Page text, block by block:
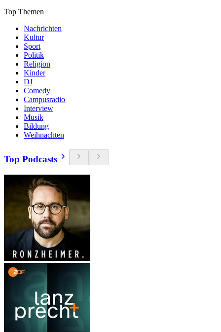
Top Themen
Nachrichten
Kultur
Sport
Politik
Religion
Kinder
DJ
Comedy
Campusradio
Interview
Musik
Bildung
Weihnachten
Top Podcasts